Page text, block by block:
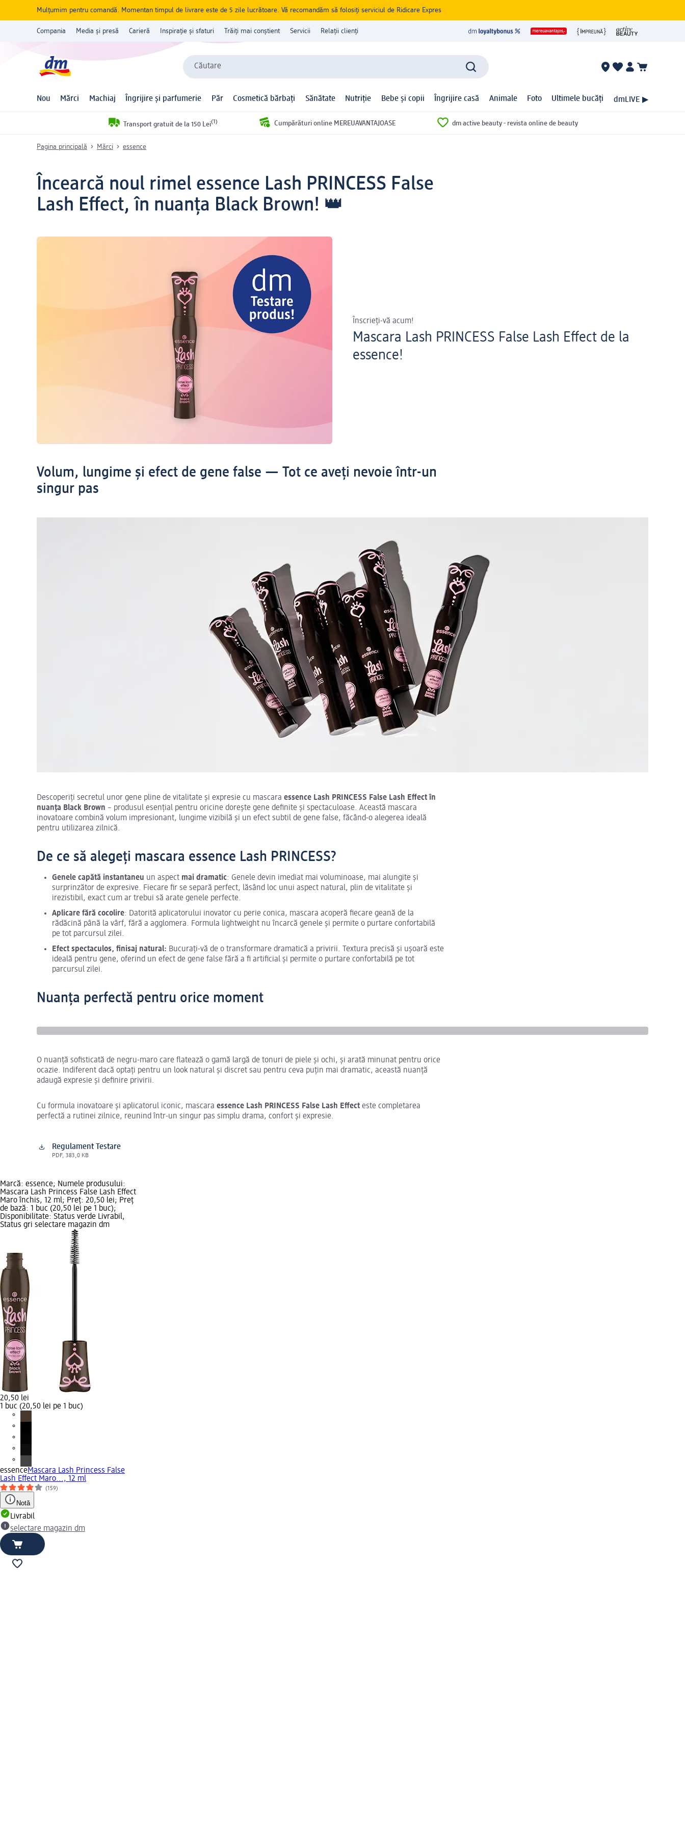
Mulțumim pentru comandă. Momentan timpul de livrare este de 5 zile lucrătoare. Vă recomandăm să folosiți serviciul de Ridicare Expres
Compania Media și presă Carieră Inspirație și sfaturi Trăiți mai conștient Servicii Relații clienți
Căutare
Nou Mărci Machiaj Îngrijire și parfumerie Păr Cosmetică bărbați Sănătate Nutriție Bebe și copii Îngrijire casă Animale Foto Ultimele bucăți dmLIVE ▶
Transport gratuit de la 150 Lei(1) Cumpărături online MEREUAVANTAJOASE dm active beauty - revista online de beauty
Pagina principală Mărci essence
Încearcă noul rimel essence Lash PRINCESS False
Lash Effect, în nuanța Black Brown! 👑
Înscrieți-vă acum!
Mascara Lash PRINCESS False Lash Effect de la
essence!
Volum, lungime și efect de gene false — Tot ce aveți nevoie într-un
singur pas
Descoperiți secretul unor gene pline de vitalitate și expresie cu mascara essence Lash PRINCESS False Lash Effect în
nuanța Black Brown – produsul esențial pentru oricine dorește gene definite și spectaculoase. Această mascara
inovatoare combină volum impresionant, lungime vizibilă și un efect subtil de gene false, făcând-o alegerea ideală
pentru utilizarea zilnică.
De ce să alegeți mascara essence Lash PRINCESS?
Genele capătă instantaneu un aspect mai dramatic: Genele devin imediat mai voluminoase, mai alungite și
surprinzător de expresive. Fiecare fir se separă perfect, lăsând loc unui aspect natural, plin de vitalitate și
irezistibil, exact cum ar trebui să arate genele perfecte.
Aplicare fără cocolire: Datorită aplicatorului inovator cu perie conica, mascara acoperă fiecare geană de la
rădăcină până la vârf, fără a agglomera. Formula lightweight nu încarcă genele și permite o purtare confortabilă
pe tot parcursul zilei.
Efect spectaculos, finisaj natural: Bucurați-vă de o transformare dramatică a privirii. Textura precisă și ușoară este
ideală pentru gene, oferind un efect de gene false fără a fi artificial și permite o purtare confortabilă pe tot
parcursul zilei.
Nuanța perfectă pentru orice moment
O nuanță sofisticată de negru-maro care flatează o gamă largă de tonuri de piele și ochi, și arată minunat pentru orice
ocazie. Indiferent dacă optați pentru un look natural și discret sau pentru ceva puțin mai dramatic, această nuanță
adaugă expresie și definire privirii.
Cu formula inovatoare și aplicatorul iconic, mascara essence Lash PRINCESS False Lash Effect este completarea
perfectă a rutinei zilnice, reunind într-un singur pas simplu drama, confort și expresie.
Regulament Testare
PDF, 383,0 KB
Marcă: essence; Numele produsului:
Mascara Lash Princess False Lash Effect
Maro închis, 12 ml; Preț: 20,50 lei; Preț
de bază: 1 buc (20,50 lei pe 1 buc);
Disponibilitate: Status verde Livrabil,
Status gri selectare magazin dm
20,50 lei
1 buc (20,50 lei pe 1 buc)
essenceMascara Lash Princess False
Lash Effect Maro..., 12 ml
(159)
Notă
Livrabil
selectare magazin dm